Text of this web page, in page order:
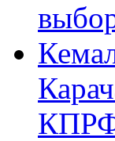
КПРФ